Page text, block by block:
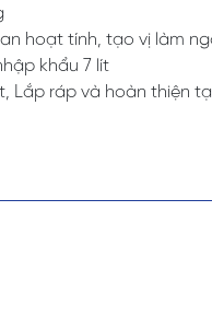
hoạt tính, tạo vị làm
khẩu 7 lít
Lắp ráp và hoàn thiện